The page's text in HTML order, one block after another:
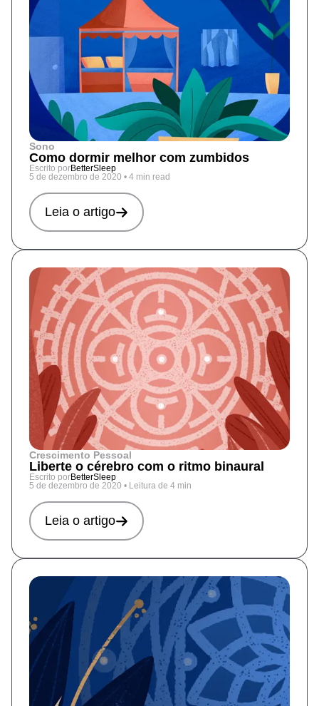
Sono
Como dormir melhor com zumbidos
Escrito porBetterSleep
5 de dezembro de 2020 • 4 min read
Leia o artigo
Crescimento Pessoal
Liberte o cérebro com o ritmo binaural
Escrito porBetterSleep
5 de dezembro de 2020 • Leitura de 4 min
Leia o artigo